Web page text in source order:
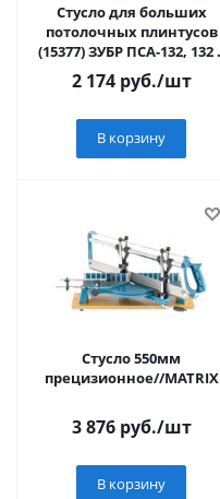
Стусло для больших
потолочных плинтусов
(15377) ЗУБР ПСА-132, 132 х
132 мм,высокоточное
алюминиевое
2 174руб./шт
В корзину
Стусло 550мм
прецизионное//MATRIX
3 876руб./шт
В корзину